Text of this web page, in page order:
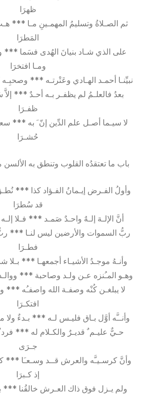
ظهرَا
ثم الصـلاةُ وتسليمُ المهمـينِ مـا ***
المَطرَا
على الذي شـاد بنيانَ الهُدى فسَما ***
ومـا افتخرَا
نبيِّنـا أحمـد الهـادي وعَتْرتـه ***
بعدُ فالعلـمُ لم يظفـر بـه أحـدٌ *** إلاَّ
ظفـرَا
لا سيـما أصـل علم الدِّين إنّ َ به ***
حُشـرَا
باب ما تعتقدُه القلوب وتنطق به
وأولُ الفـرض إيـمانُ الفـؤاد كذا ***
قد سُطرَا
أنَّ الإلـهَ إلـهٌ واحـدٌ صَمـد *** فـلا
ربُّ السموات والأرضين ليس لنـا *** ربٌّ
فطـرَا
وأنـهُ موجـدُ الأشيـاء أجمعهـا *** بـلا
وهـو المـُنزه عـن ولـد وصاحبة ***
لا يبلغـن كُنْه وصفـة الله واصفـُه ***
افتكـرَا
وأنــَّه أوَّل بـاق فليـس لـه *** بـدءٌ
حـيٌّ عليـم ٌ قديـرٌ والكـلام له ***
جـرَى
وأنَّ كرسـيـَّه والعرش قــد وسـعـَا ***
إذ كـبرَا
ولم يـزل فوق ذاك العـرش خالقُنا ***